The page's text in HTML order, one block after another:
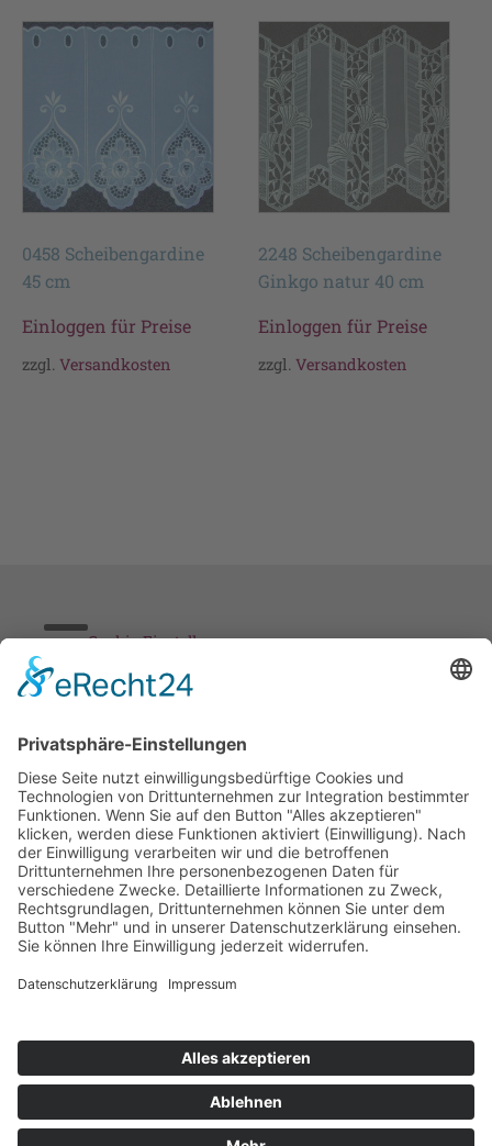
0458 Scheibengardine
45 cm
Einloggen für Preise
zzgl. Versandkosten
2248 Scheibengardine
Ginkgo natur 40 cm
Einloggen für Preise
zzgl.Versandkosten
Cookie-Einstellungen
Stickereien & Textilien GmbH| Alle Rechte vorbehalten